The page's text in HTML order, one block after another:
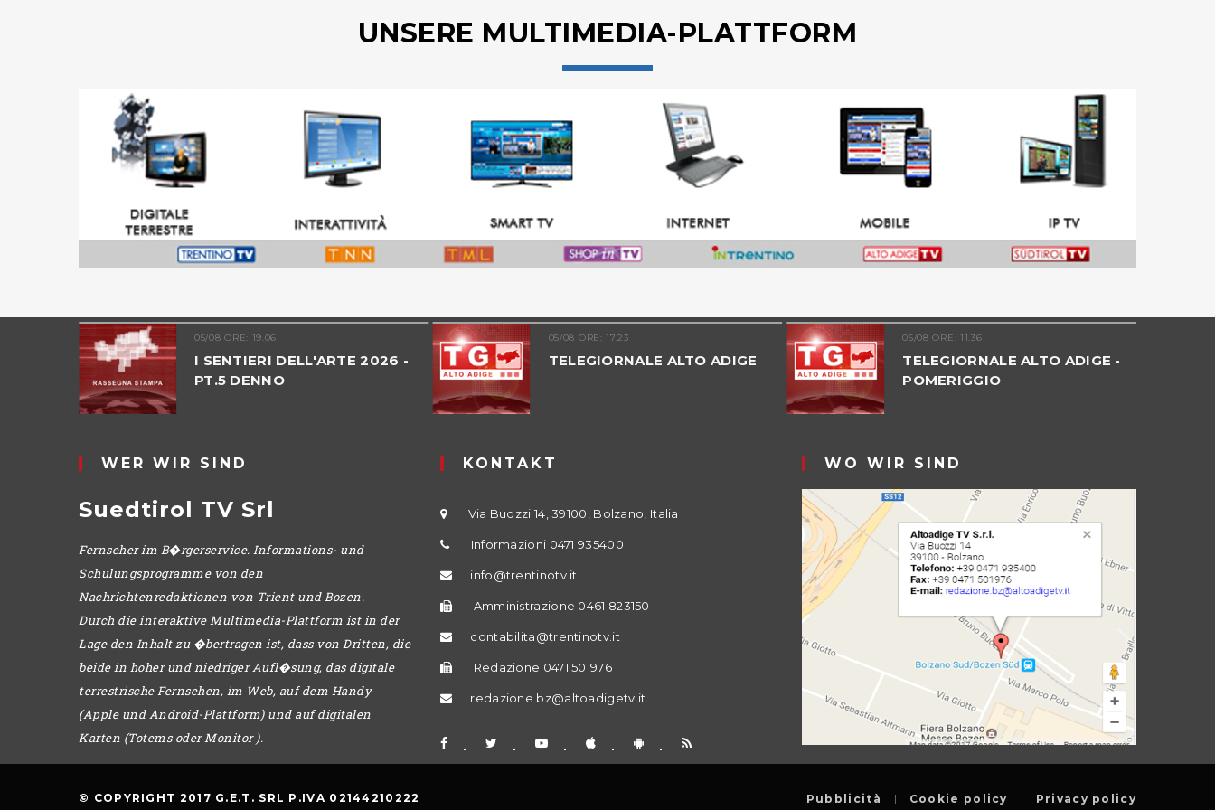
UNSERE MULTIMEDIA-PLATTFORM
05/08 ORE: 19.06
I SENTIERI DELL'ARTE 2026 -
PT.5 DENNO
05/08 ORE: 17.23
TELEGIORNALE ALTO ADIGE
05/08 ORE: 11.36
TELEGIORNALE ALTO ADIGE -
POMERIGGIO
WER WIR SIND
Suedtirol TV Srl
Fernseher im B�rgerservice. Informations- und
Schulungsprogramme von den
Nachrichtenredaktionen von Trient und Bozen.
Durch die interaktive Multimedia-Plattform ist in der
Lage den Inhalt zu �bertragen ist, dass von Dritten, die
beide in hoher und niedriger Aufl�sung, das digitale
terrestrische Fernsehen, im Web, auf dem Handy
(Apple und Android-Plattform) und auf digitalen
Karten (Totems oder Monitor ).
KONTAKT
Via Buozzi 14, 39100, Bolzano, Italia
Informazioni 0471 935400
info@trentinotv.it
Amministrazione 0461 823150
contabilita@trentinotv.it
Redazione 0471 501976
redazione.bz@altoadigetv.it
WO WIR SIND
© COPYRIGHT 2017 G.E.T. SRL P.IVA 02144210222 Pubblicità Cookie policy Privacy policy